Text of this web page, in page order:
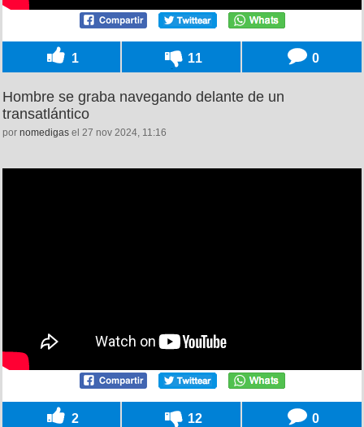
1 11 0
Hombre se graba navegando delante de un
transatlántico
por nomedigas el 27 nov 2024, 11:16
2 12 0